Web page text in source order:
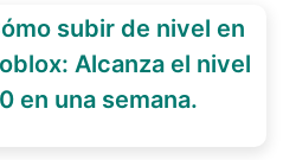
subir de nivel en
Alcanza el nivel
en una semana.